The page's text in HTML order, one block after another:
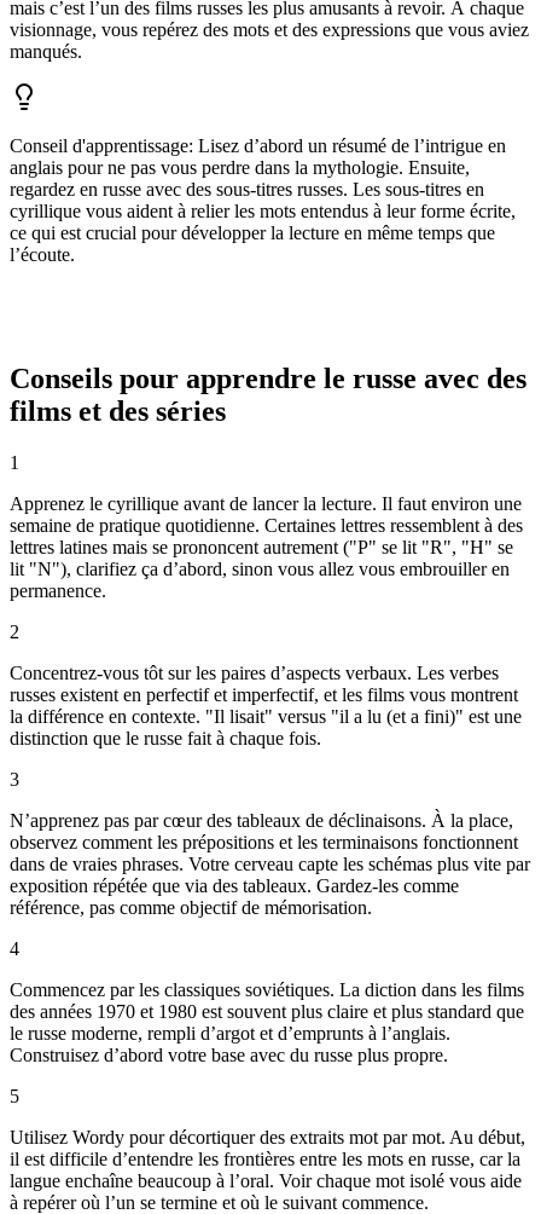
mais c’est l’un des films russes les plus amusants à revoir. À chaque
visionnage, vous repérez des mots et des expressions que vous aviez
manqués.
Conseil d'apprentissage: Lisez d’abord un résumé de l’intrigue en
anglais pour ne pas vous perdre dans la mythologie. Ensuite,
regardez en russe avec des sous-titres russes. Les sous-titres en
cyrillique vous aident à relier les mots entendus à leur forme écrite,
ce qui est crucial pour développer la lecture en même temps que
l’écoute.
Conseils pour apprendre le russe avec des
films et des séries
1
Apprenez le cyrillique avant de lancer la lecture. Il faut environ une
semaine de pratique quotidienne. Certaines lettres ressemblent à des
lettres latines mais se prononcent autrement ("P" se lit "R", "H" se
lit "N"), clarifiez ça d’abord, sinon vous allez vous embrouiller en
permanence.
2
Concentrez-vous tôt sur les paires d’aspects verbaux. Les verbes
russes existent en perfectif et imperfectif, et les films vous montrent
la différence en contexte. "Il lisait" versus "il a lu (et a fini)" est une
distinction que le russe fait à chaque fois.
3
N’apprenez pas par cœur des tableaux de déclinaisons. À la place,
observez comment les prépositions et les terminaisons fonctionnent
dans de vraies phrases. Votre cerveau capte les schémas plus vite par
exposition répétée que via des tableaux. Gardez-les comme
référence, pas comme objectif de mémorisation.
4
Commencez par les classiques soviétiques. La diction dans les films
des années 1970 et 1980 est souvent plus claire et plus standard que
le russe moderne, rempli d’argot et d’emprunts à l’anglais.
Construisez d’abord votre base avec du russe plus propre.
5
Utilisez Wordy pour décortiquer des extraits mot par mot. Au début,
il est difficile d’entendre les frontières entre les mots en russe, car la
langue enchaîne beaucoup à l’oral. Voir chaque mot isolé vous aide
à repérer où l’un se termine et où le suivant commence.